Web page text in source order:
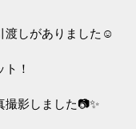
渡しがありました☺
！
撮影しました📷✨